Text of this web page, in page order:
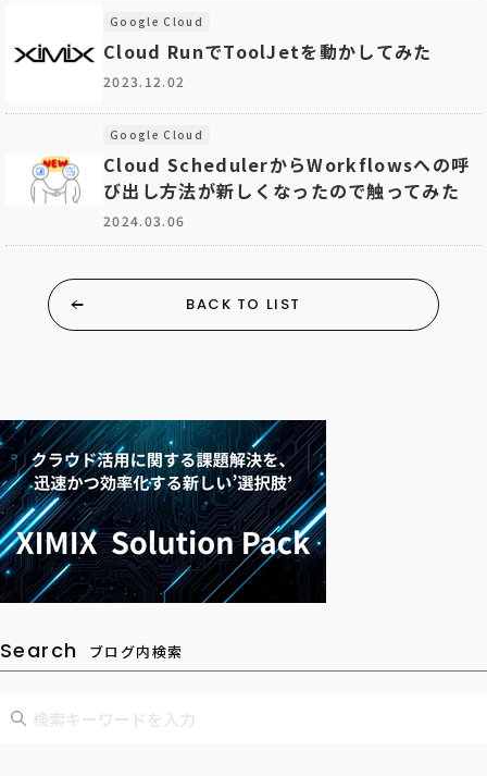
Google Cloud
Cloud RunでToolJetを動かしてみた
2023.12.02
Google Cloud
Cloud SchedulerからWorkflowsへの呼
び出し方法が新しくなったので触ってみた
2024.03.06
BACK TO LIST
Search ブログ内検索